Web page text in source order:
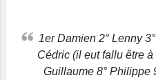
1er Damien 2° Lenny 3° Sébastien 4° Pascal 5°
Cédric (il eut fallu être à
Guillaume 8° Philippe